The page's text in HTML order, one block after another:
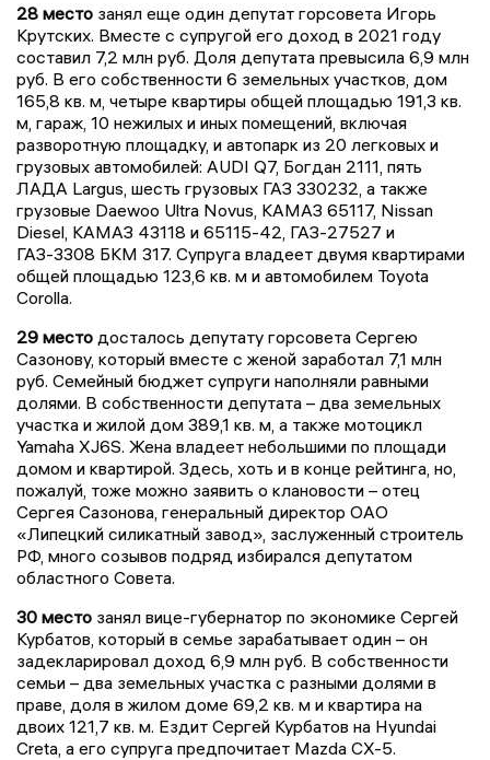
28 место занял еще один депутат горсовета Игорь
Крутских. Вместе с супругой его доход в 2021 году
составил 7,2 млн руб. Доля депутата превысила 6,9 млн
руб. В его собственности 6 земельных участков, дом
165,8 кв. м, четыре квартиры общей площадью 191,3 кв.
м, гараж, 10 нежилых и иных помещений, включая
разворотную площадку, и автопарк из 20 легковых и
грузовых автомобилей: AUDI Q7, Богдан 2111, пять
ЛАДА Largus, шесть грузовых ГАЗ 330232, а также
грузовые Daewoo Ultra Novus, КАМАЗ 65117, Nissan
Diesel, КАМАЗ 43118 и 65115-42, ГАЗ-27527 и
ГАЗ-3308 БКМ 317. Супруга владеет двумя квартирами
общей площадью 123,6 кв. м и автомобилем Toyota
Corolla.
29 место досталось депутату горсовета Сергею
Сазонову, который вместе с женой заработал 7,1 млн
руб. Семейный бюджет супруги наполняли равными
долями. В собственности депутата – два земельных
участка и жилой дом 389,1 кв. м, а также мотоцикл
Yamaha XJ6S. Жена владеет небольшими по площади
домом и квартирой. Здесь, хоть и в конце рейтинга, но,
пожалуй, тоже можно заявить о клановости – отец
Сергея Сазонова, генеральный директор ОАО
«Липецкий силикатный завод», заслуженный строитель
РФ, много созывов подряд избирался депутатом
областного Совета.
30 место занял вице-губернатор по экономике Сергей
Курбатов, который в семье зарабатывает один – он
задекларировал доход 6,9 млн руб. В собственности
семьи – два земельных участка с разными долями в
праве, доля в жилом доме 69,2 кв. м и квартира на
двоих 121,7 кв. м. Ездит Сергей Курбатов на Hyundai
Creta, а его супруга предпочитает Mazda CX-5.